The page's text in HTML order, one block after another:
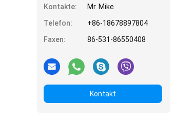
Kontakte:
Mr. Mike
Telefon:
+86-18678897804
Faxen:
86-531-86550408
Kontakt